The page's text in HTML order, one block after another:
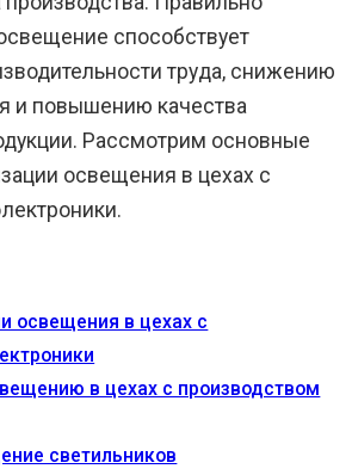
способствует
труда, снижению
и повышению качества
Рассмотрим основные
освещения в цехах с
освещения в цехах с
в цехах с производством
светильников